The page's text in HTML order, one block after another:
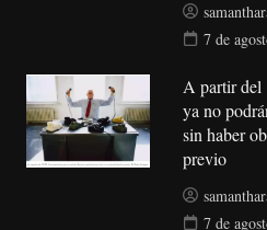
7 de
A partir del
ya no
sin haber
previo
7 de